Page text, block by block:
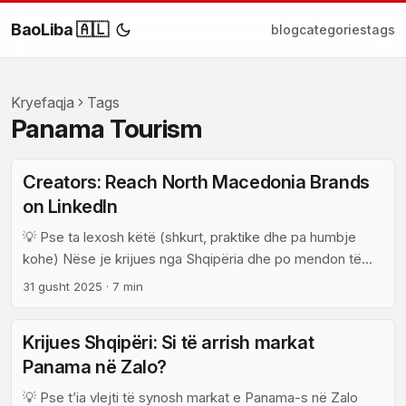
BaoLiba 🇦🇱 blogcategoriestags
Kryefaqja Tags
Panama Tourism
Creators: Reach North Macedonia Brands
on LinkedIn
💡 Pse ta lexosh këtë (shkurt, praktike dhe pa humbje
kohe) Nëse je krijues nga Shqipëria dhe po mendon të
bësh outreach tek marka në Maqedoninë e Veriut për të
hapi për LinkedIn, taktika reale që funksionojnë për tregje
të vogla rajonale, dhe si ta bësh propozimin të duket si fit
për të dy palët. ...
31 gusht 2025 · 7 min
Krijues Shqipëri: Si të arrish markat
Panama në Zalo?
💡 Pse t’ia vlejti të synosh markat e Panama-s në Zalo